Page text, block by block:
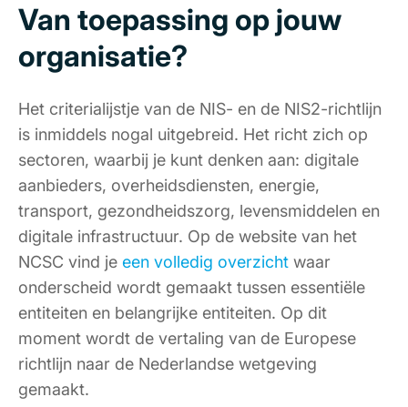
Van toepassing op jouw
organisatie?
Het criterialijstje van de NIS- en de NIS2-richtlijn
is inmiddels nogal uitgebreid. Het richt zich op
sectoren, waarbij je kunt denken aan: digitale
aanbieders, overheidsdiensten, energie,
transport, gezondheidszorg, levensmiddelen en
digitale infrastructuur. Op de website van het
NCSC vind je een volledig overzicht waar
onderscheid wordt gemaakt tussen essentiële
entiteiten en belangrijke entiteiten. Op dit
moment wordt de vertaling van de Europese
richtlijn naar de Nederlandse wetgeving
gemaakt.